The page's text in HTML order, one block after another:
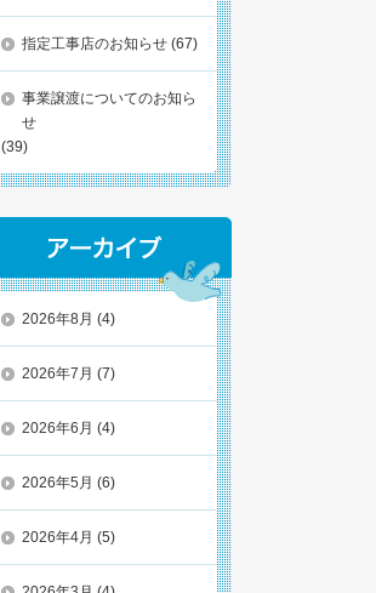
指定工事店のお知らせ (67)
事業譲渡についてのお知ら
せ
(39)
2026年8月 (4)
2026年7月 (7)
2026年6月 (4)
2026年5月 (6)
2026年4月 (5)